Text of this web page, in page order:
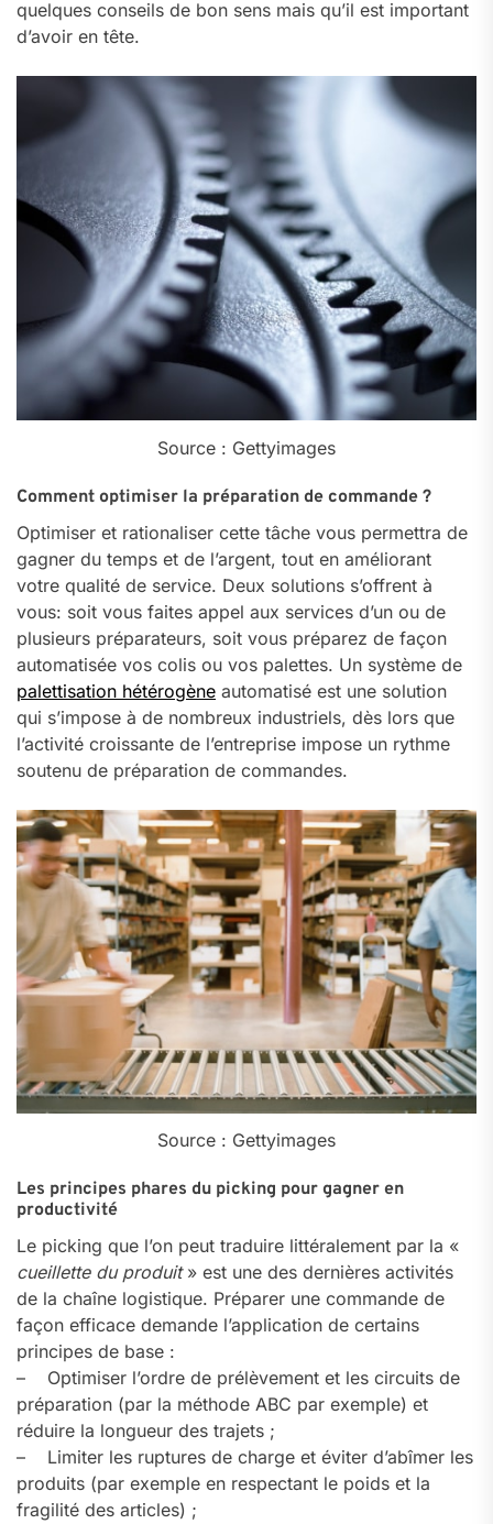
quelques conseils de bon sens mais qu’il est important
d’avoir en tête.
Source : Gettyimages
Comment optimiser la préparation de commande ?
Optimiser et rationaliser cette tâche vous permettra de
gagner du temps et de l’argent, tout en améliorant
votre qualité de service. Deux solutions s’offrent à
vous: soit vous faites appel aux services d’un ou de
plusieurs préparateurs, soit vous préparez de façon
automatisée vos colis ou vos palettes. Un système de
palettisation hétérogène automatisé est une solution
qui s’impose à de nombreux industriels, dès lors que
l’activité croissante de l’entreprise impose un rythme
soutenu de préparation de commandes.
Source : Gettyimages
Les principes phares du picking pour gagner en
productivité
Le picking que l’on peut traduire littéralement par la «
cueillette du produit» est une des dernières activités
de la chaîne logistique. Préparer une commande de
façon efficace demande l’application de certains
principes de base :
– Optimiser l’ordre de prélèvement et les circuits de
préparation (par la méthode ABC par exemple) et
réduire la longueur des trajets ;
– Limiter les ruptures de charge et éviter d’abîmer les
produits (par exemple en respectant le poids et la
fragilité des articles) ;